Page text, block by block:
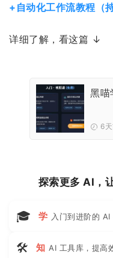
+自动化工作流教程（
详细了解，看这篇 ↓
黑喵
6
探索更多 AI，
🎓 学 入门到进阶的 AI
🛠 知 AI 工具库，提高